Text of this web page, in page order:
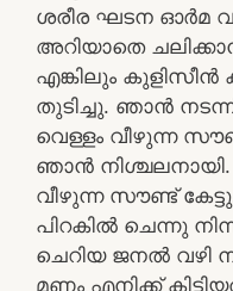
ശരീര ഘടന ഓർമ
അറിയാതെ
എങ്കിലും കുളിസീൻ
തുടിച്ചു. ഞാൻ
വെള്ളം വീഴുന്ന
ഞാൻ
വീഴുന്ന സൗണ്ട്
പിറകിൽ ചെന്നു
ചെറിയ ജനൽ വഴി
മണം എനിക്ക്